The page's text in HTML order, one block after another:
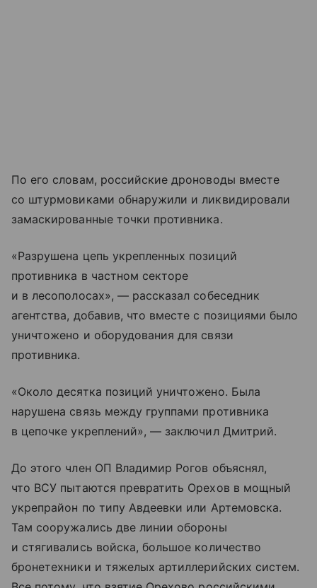
По его словам, российские дроноводы вместе
со штурмовиками обнаружили и ликвидировали
замаскированные точки противника.
«Разрушена цепь укрепленных позиций
противника в частном секторе
и в лесополосах», — рассказал собеседник
агентства, добавив, что вместе с позициями было
уничтожено и оборудования для связи
противника.
«Около десятка позиций уничтожено. Была
нарушена связь между группами противника
в цепочке укреплений», — заключил Дмитрий.
До этого член ОП Владимир Рогов объяснял,
что ВСУ пытаются превратить Орехов в мощный
укрепрайон по типу Авдеевки или Артемовска.
Там сооружались две линии обороны
и стягивались войска, большое количество
бронетехники и тяжелых артиллерийских систем.